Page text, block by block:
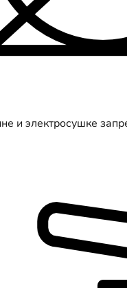
и электросушке